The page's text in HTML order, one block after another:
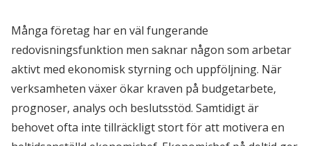
Många företag har en väl fungerande
redovisningsfunktion men saknar någon som arbetar
aktivt med ekonomisk styrning och uppföljning. När
verksamheten växer ökar kraven på budgetarbete,
prognoser, analys och beslutsstöd. Samtidigt är
behovet ofta inte tillräckligt stort för att motivera en